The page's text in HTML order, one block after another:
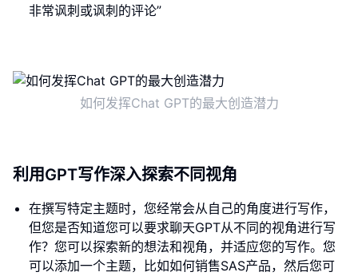
非常讽刺或讽刺的评论”
如何发挥Chat GPT的最大创造潜力
利用GPT写作深入探索不同视角
在撰写特定主题时，您经常会从自己的角度进行写作，
但您是否知道您可以要求聊天GPT从不同的视角进行写
作？您可以探索新的想法和视角，并适应您的写作。您
可以添加一个主题，比如如何销售SAS产品，然后您可